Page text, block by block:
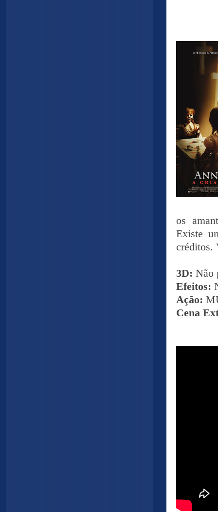
os
Existe
créditos.
3D: Não
Efeitos:
Ação:
Cena